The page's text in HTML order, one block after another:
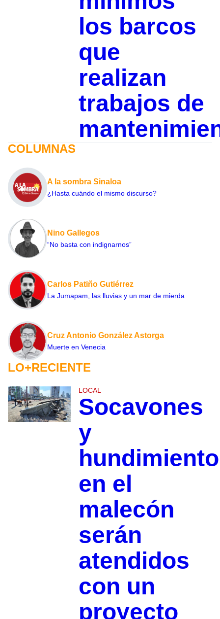
los barcos
que
realizan
trabajos de
COLUMNAS
A la sombra Sinaloa
¿Hasta cuándo el mismo discurso?
Nino Gallegos
“No basta con indignarnos”
Carlos Patiño Gutiérrez
La Jumapam, las lluvias y un mar de mierda
Cruz Antonio González Astorga
Muerte en Venecia
LO+RECIENTE
LOCAL
Socavones
y
en el
malecón
serán
atendidos
con un
proyecto